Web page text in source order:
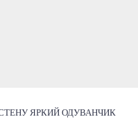
ЯРКИЙ ОДУВАНЧИК